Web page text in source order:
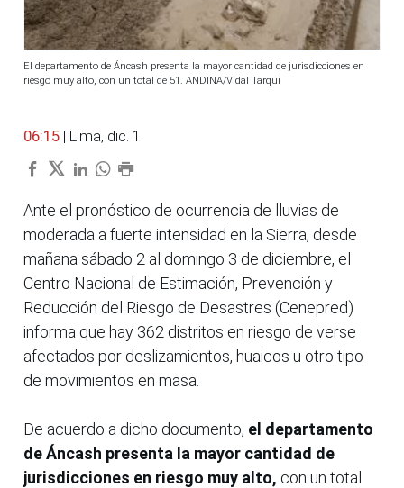
El departamento de Áncash presenta la mayor cantidad de jurisdicciones en
riesgo muy alto, con un total de 51. ANDINA/Vidal Tarqui
06:15 | Lima, dic. 1.
Ante el pronóstico de ocurrencia de lluvias de
moderada a fuerte intensidad en la Sierra, desde
mañana sábado 2 al domingo 3 de diciembre, el
Centro Nacional de Estimación, Prevención y
Reducción del Riesgo de Desastres (Cenepred)
informa que hay 362 distritos en riesgo de verse
afectados por deslizamientos, huaicos u otro tipo
de movimientos en masa.
De acuerdo a dicho documento, el departamento
de Áncash presenta la mayor cantidad de
jurisdicciones en riesgo muy alto, con un total